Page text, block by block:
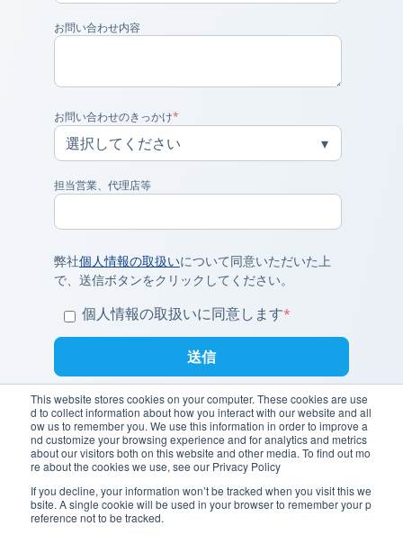
This website stores cookies on your computer. These cookies are use
d to collect information about how you interact with our website and all
ow us to remember you. We use this information in order to improve a
nd customize your browsing experience and for analytics and metrics
about our visitors both on this website and other media. To find out mo
re about the cookies we use, see our Privacy Policy
If you decline, your information won’t be tracked when you visit this we
bsite. A single cookie will be used in your browser to remember your p
reference not to be tracked.
お問い合わせ内容
お問い合わせのきっかけ*
担当営業、代理店等
弊社個人情報の取扱いについて同意いただいた上
で、送信ボタンをクリックしてください。
個人情報の取扱いに同意します*